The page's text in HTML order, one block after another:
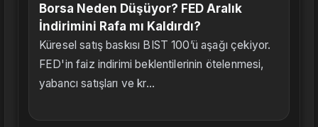
Borsa Neden Düşüyor? FED Aralık
İndirimini Rafa mı Kaldırdı?
Küresel satış baskısı BIST 100’ü aşağı çekiyor.
FED'in faiz indirimi beklentilerinin ötelenmesi,
yabancı satışları ve kr...